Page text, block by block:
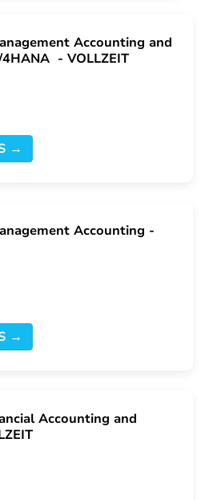
Accounting and
- VOLLZEIT
→
Accounting -
→
Accounting and